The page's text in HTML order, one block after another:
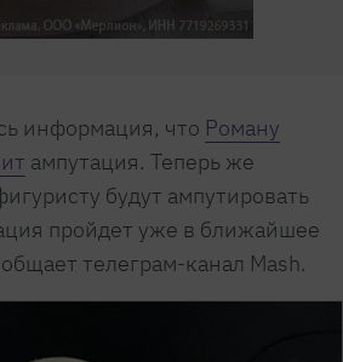
информация, что Роману
ампутация. Теперь же
будут ампутировать
пройдет уже в ближайшее
телеграм-канал Mash.